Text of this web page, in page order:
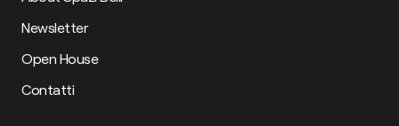
Newsletter
Open House
Contatti